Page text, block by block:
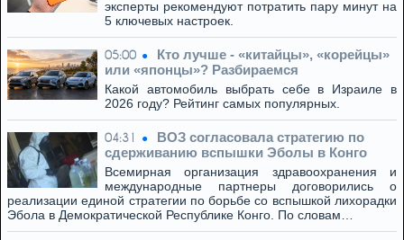
эксперты рекомендуют потратить пару минут на
5 ключевых настроек.
05:00
Кто лучше - «китайцы», «корейцы»
или «японцы»? Разбираемся
Какой автомобиль выбрать себе в Израиле в
2026 году? Рейтинг самых популярных.
04:31
ВОЗ согласовала стратегию по
сдерживанию вспышки Эболы в Конго
Всемирная организация здравоохранения и
международные партнеры договорились о
реализации единой стратегии по борьбе со вспышкой лихорадки
Эбола в Демократической Республике Конго. По словам…